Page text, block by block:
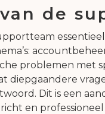
de
problemen met
diepgaandere
Dit is een
en professioneel